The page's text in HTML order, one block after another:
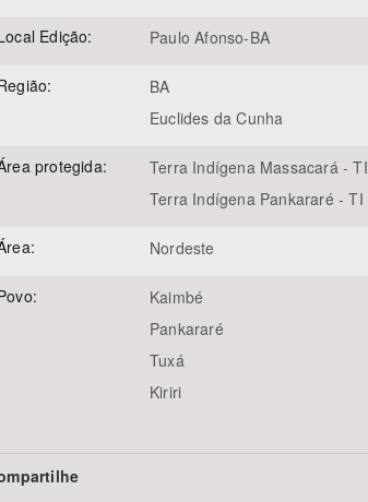
Edição: Paulo Afonso-BA
BA
Euclides da Cunha
protegida:
Terra Indígena Massacará - TI
Terra Indígena Pankararé - TI
Nordeste
Kaimbé
Pankararé
Tuxá
Kiriri